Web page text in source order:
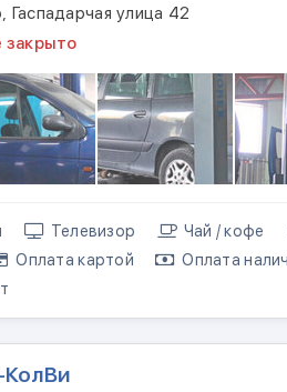
Гаспадарчая улица 42
закрыто
Телевизор Чай / кофе
Оплата картой
Оплата